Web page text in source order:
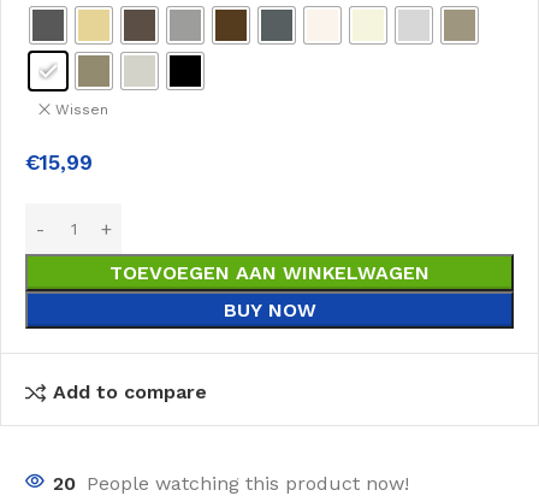
Wissen
€15,99
TOEVOEGEN AAN WINKELWAGEN
BUY NOW
Add to compare
20 People watching this product now!